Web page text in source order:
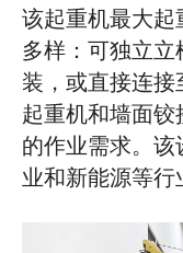
该起重机最大
多样：可独立
装，或直接连
起重机和墙面
的作业需求。
业和新能源等行